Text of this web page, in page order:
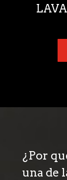
¿Por
una de